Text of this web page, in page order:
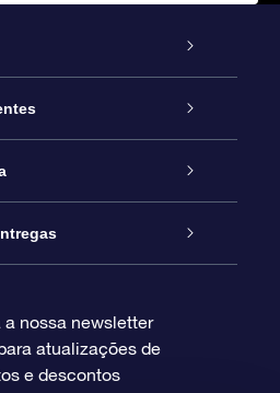
OSR
personalizada
a nossa newsletter
atualizações de
e descontos